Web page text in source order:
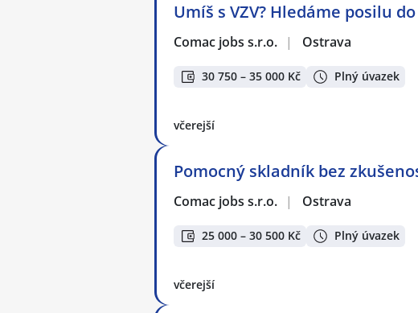
Umíš s VZV? Hledáme posilu
Comac jobs s.r.o. | Ostrava
30 750 – 35 000 Kč Plný úvazek
včerejší
Pomocný skladník bez
Comac jobs s.r.o. | Ostrava
25 000 – 30 500 Kč Plný úvazek
včerejší